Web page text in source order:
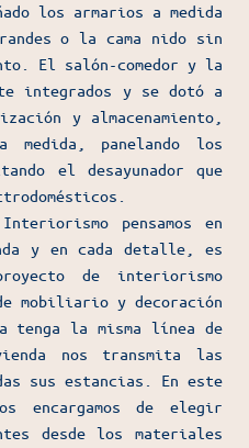
los armarios a medida
o la cama nido sin
El salón-comedor y la
integrados y se dotó a
y almacenamiento,
medida, panelando los
el desayunador que
pensamos en
y en cada detalle, es
de interiorismo
mobiliario y decoración
tenga la misma línea de
nos transmita las
sus estancias. En este
encargamos de elegir
desde los materiales